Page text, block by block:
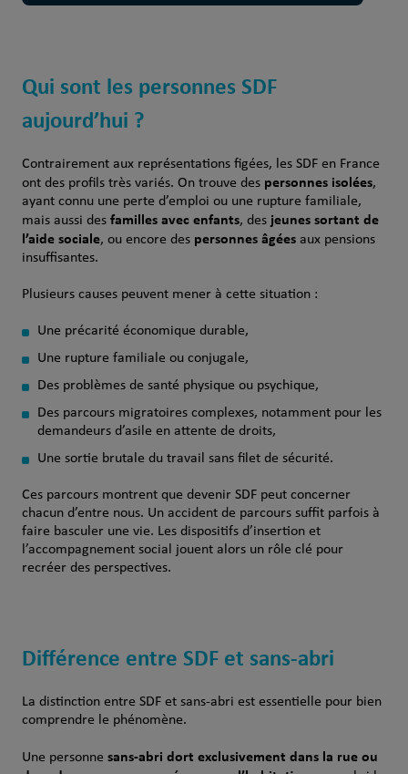
Qui sont les personnes SDF
aujourd’hui ?
Contrairement aux représentations figées, les SDF en France
ont des profils très variés. On trouve des personnes isolées,
ayant connu une perte d’emploi ou une rupture familiale,
mais aussi des familles avec enfants, des jeunes sortant de
l’aide sociale, ou encore des personnes âgéesaux pensions
insuffisantes.
Plusieurs causes peuvent mener à cette situation :
Une précarité économique durable,
Une rupture familiale ou conjugale,
Des problèmes de santé physique ou psychique,
Des parcours migratoires complexes, notamment pour les
demandeurs d’asile en attente de droits,
Une sortie brutale du travail sans filet de sécurité.
Ces parcours montrent que devenir SDF peut concerner
chacun d’entre nous. Un accident de parcours suffit parfois à
faire basculer une vie. Les dispositifs d’insertion et
l’accompagnement social jouent alors un rôle clé pour
recréer des perspectives.
Différence entre SDF et sans‑abri
La distinction entre SDF et sans‑abri est essentielle pour bien
comprendre le phénomène.
Une personne sans‑abri dort exclusivement dans la rue ou